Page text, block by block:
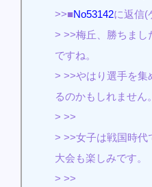
>>■No53142に返信(
> >>梅丘、勝ちまし
ですね。
> >>やはり選手を集
るのかもしれません。
> >>
> >>女子は戦国時代
大会も楽しみです。
> >>